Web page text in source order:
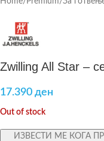
Zwilling All Star –
17.390 ден
Out of stock
ИЗВЕСТИ МЕ КОГА